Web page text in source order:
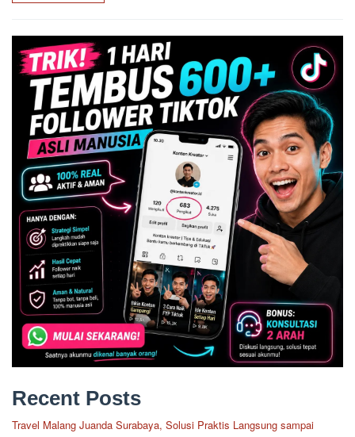
Recent Posts
Travel Malang Juanda Surabaya, Solusi Praktis Langsung sampai